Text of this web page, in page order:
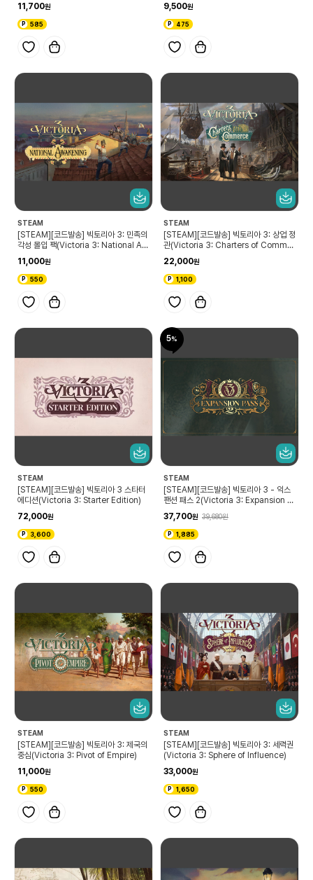
11,700
585
9,500
475
STEAM
[STEAM][코드발송] 빅토리아 3: 민족의
각성 몰입 팩(Victoria 3: National Aw
11,000
550
STEAM
[STEAM][코드발송] 빅토리아 3: 상업 정
관(Victoria 3: Charters of Commer
22,000
1,100
STEAM
[STEAM][코드발송] 빅토리아 3 스타터
에디션(Victoria 3: Starter Edition)
72,000
3,600
5
STEAM
[STEAM][코드발송] 빅토리아 3 - 익스
팬션 패스 2(Victoria 3: Expansion P
37,700 39,680
1,885
STEAM
[STEAM][코드발송] 빅토리아 3: 제국의
중심(Victoria 3: Pivot of Empire)
11,000
550
STEAM
[STEAM][코드발송] 빅토리아 3: 세력권
(Victoria 3: Sphere of Influence)
33,000
1,650